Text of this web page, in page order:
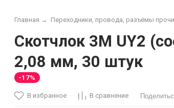
Главная → Переходники, провода, разъёмы
Скотчлок 3M UY2
2,08 мм, 30 штук
-17%
В избранное В сравнение